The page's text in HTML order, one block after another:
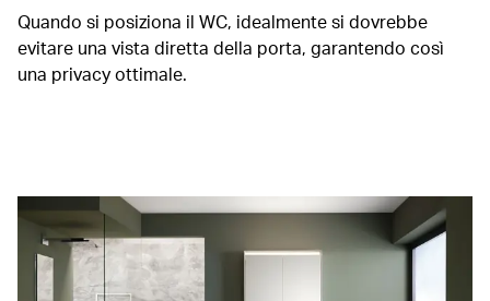
Quando si posiziona il WC, idealmente si dovrebbe
evitare una vista diretta della porta, garantendo così
una privacy ottimale.